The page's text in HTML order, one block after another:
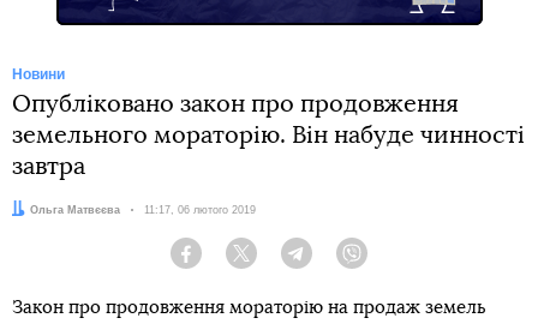
Новини
Опубліковано закон про продовження
земельного мораторію. Він набуде чинності
завтра
Автор:
Ольга Матвєєва Дата:
11:17, 06 лютого 2019
Facebook Twitter Telegram
Закон про продовження мораторію на продаж земель